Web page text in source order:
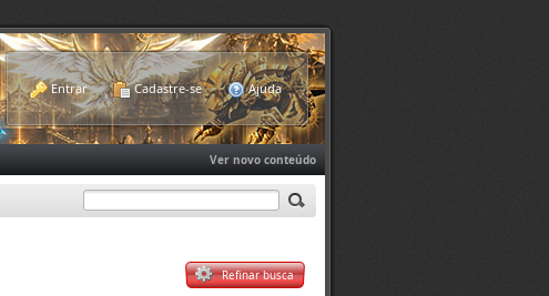
Entrar Cadastre-se Ajuda
Ver novo conteúdo
Refinar busca